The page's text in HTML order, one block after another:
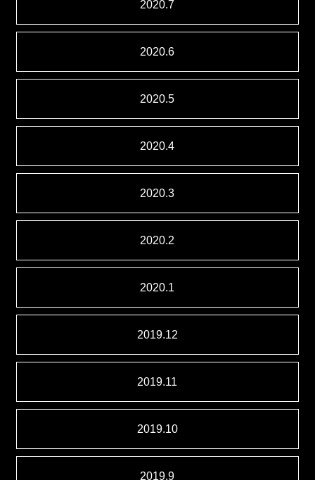
2020.7
2020.6
2020.5
2020.4
2020.3
2020.2
2020.1
2019.12
2019.11
2019.10
2019.9